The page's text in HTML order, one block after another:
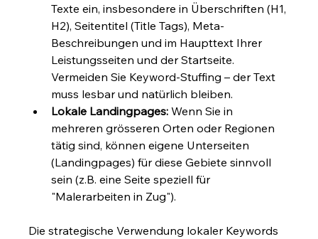
Texte ein, insbesondere in Überschriften (H1,
H2), Seitentitel (Title Tags), Meta-
Beschreibungen und im Haupttext Ihrer
Leistungsseiten und der Startseite.
Vermeiden Sie Keyword-Stuffing – der Text
muss lesbar und natürlich bleiben.
Lokale Landingpages: Wenn Sie in
mehreren grösseren Orten oder Regionen
tätig sind, können eigene Unterseiten
(Landingpages) für diese Gebiete sinnvoll
sein (z.B. eine Seite speziell für
"Malerarbeiten in Zug").
Die strategische Verwendung lokaler Keywords